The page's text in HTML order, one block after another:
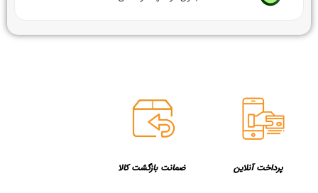
پرداخت آنلاین ضمانت بازگشت کالا